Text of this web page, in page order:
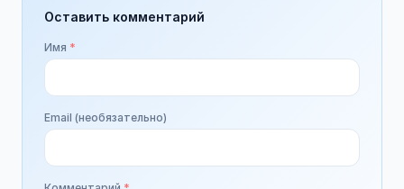
Оставить комментарий
Имя *
Email (необязательно)